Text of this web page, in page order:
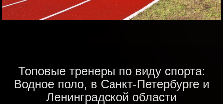
Топовые тренеры по виду спорта:
Водное поло, в Санкт-Петербурге и
Ленинградской области